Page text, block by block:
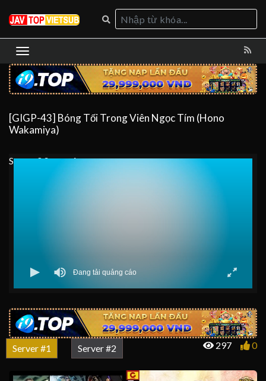
[GIGP-43] Bóng Tối Trong Viên Ngọc Tím (Hono
Wakamiya)
Server 0Server 1
Server #1 Server #2 297 0